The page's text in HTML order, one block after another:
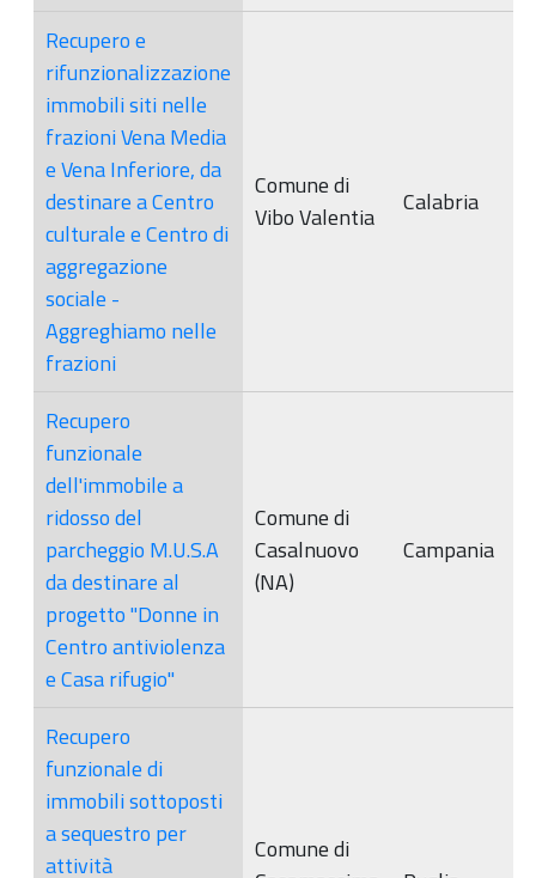
Recupero e
rifunzionalizzazione
immobili siti nelle
frazioni Vena Media
e Vena Inferiore, da
destinare a Centro
culturale e Centro di
aggregazione
sociale -
Aggreghiamo nelle
frazioni
Comune di
Vibo Valentia
Calabria
Recupero
funzionale
dell'immobile a
ridosso del
parcheggio M.U.S.A
da destinare al
progetto "Donne in
Centro antiviolenza
e Casa rifugio"
Comune di
Casalnuovo
(NA)
Campania
Recupero
funzionale di
immobili sottoposti
a sequestro per
attività
Comune di